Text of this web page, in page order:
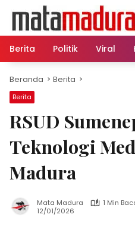
konten
Berita
Politik Viral
Beranda Berita
Berita
RSUD
Teknologi
Madura
Mata Madura
1 Min
12/01/2026